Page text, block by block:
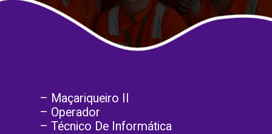
– Maçariqueiro II
– Operador
– Técnico De Informática